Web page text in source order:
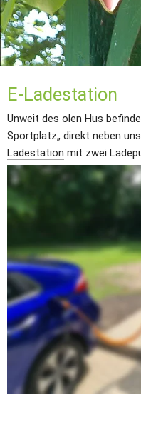
E-Ladestation
Unweit des olen Hus
Sportplatz„ direkt neben
Ladestation mit zwei